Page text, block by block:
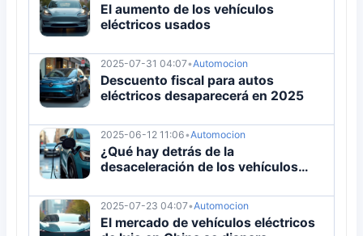
El aumento de los vehículos
eléctricos usados
2025-07-31 04:07•Automocion
Descuento fiscal para autos
eléctricos desaparecerá en 2025
2025-06-12 11:06•Automocion
¿Qué hay detrás de la
desaceleración de los vehículos
2025-07-23 04:07•Automocion
El mercado de vehículos eléctricos